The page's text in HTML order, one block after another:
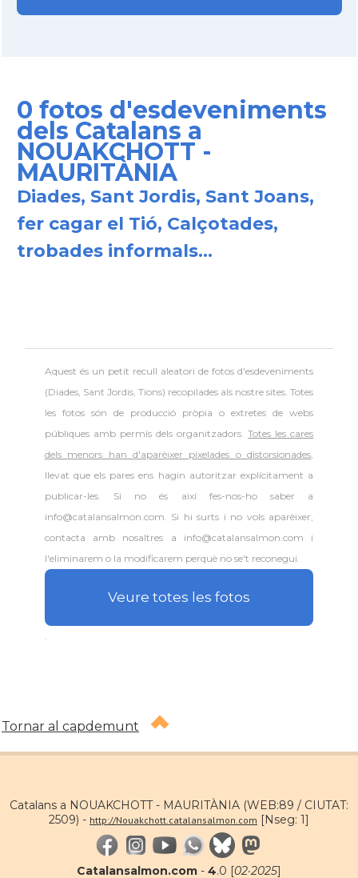
0 fotos d'esdeveniments
dels Catalans a
NOUAKCHOTT -
MAURITÀNIA
Diades, Sant Jordis, Sant Joans,
fer cagar el Tió, Calçotades,
trobades informals...
Aquest és un petit recull aleatori defotos d'esdeveniments
(Diades, Sant Jordis, Tions) recopilades als nostre sites. Totes
les fotos són de producció pròpia o extretes de webs
públiques amb permís dels organitzadors.Totes les cares
dels menors han d'aparèixer pixelades o distorsionades,
llevat que els pares ens hagin autoritzar explícitament a
publicar-les. Si no és així fes-nos-ho saber a
info@catalansalmon.com. Si hi surts i no vols aparèixer,
contacta amb nosaltres a info@catalansalmon.com i
l'eliminarem o la modificarem perquè no se't reconegui.
Veure totes les fotos
Tornar al capdemunt
Catalans a NOUAKCHOTT - MAURITÀNIA (WEB:89 / CIUTAT:
2509) - http://Nouakchott.catalansalmon.com [Nseg: 1]
Catalansalmon.com - 4.0 [02·2025]